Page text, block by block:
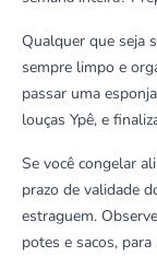
Qualquer que seja
sempre limpo e
passar uma
louças Ypê, e
Se você congelar
prazo de validade
estraguem.
potes e sacos,